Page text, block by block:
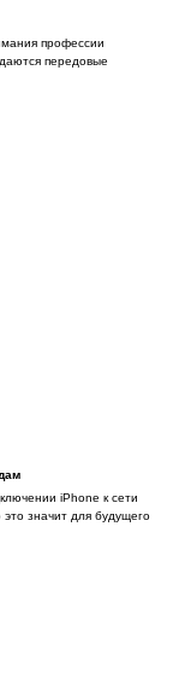
профессии
передовые
iPhone к сети
значит для будущего